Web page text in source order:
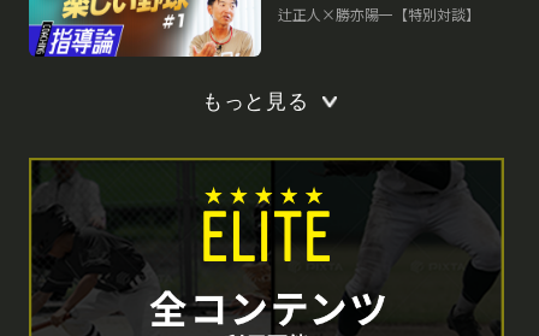
辻正人×勝亦陽一【特別対談】
もっと見る